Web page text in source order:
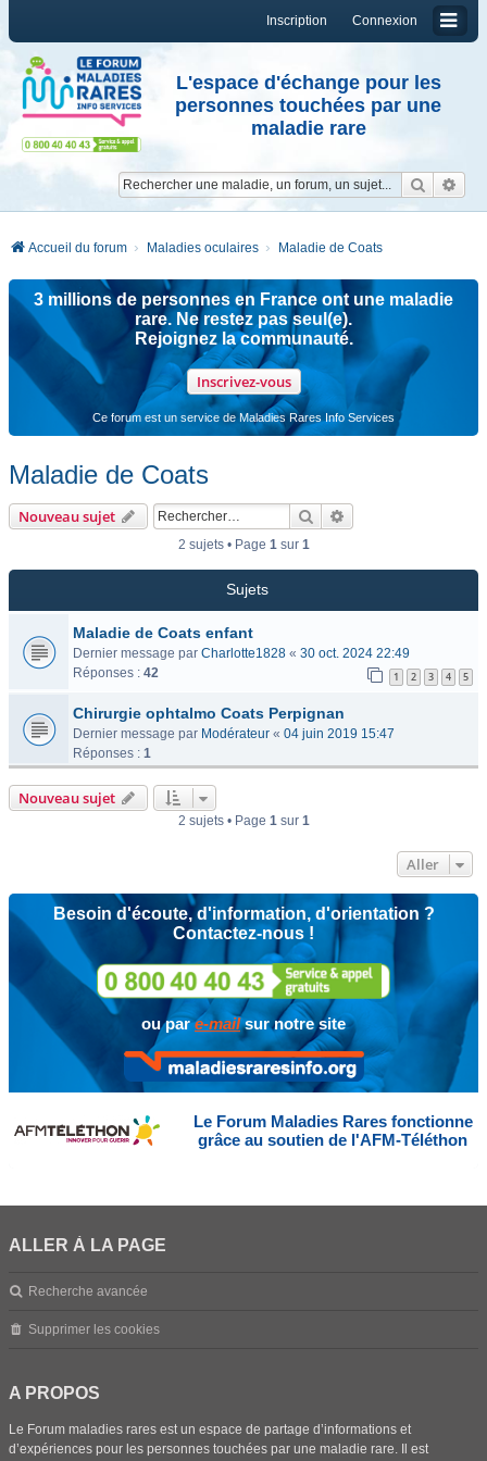
Connexion
Inscription
L'espace d'échange pour les
personnes touchées par une
maladie rare
Accueil du forum Maladies oculaires Maladie de Coats
3 millions de personnes en France ont une maladie
rare. Ne restez pas seul(e).
Rejoignez la communauté.
Inscrivez-vous
Ce forum est un service de Maladies Rares Info Services
Maladie de Coats
Nouveau sujet Rechercher
2 sujets • Page 1sur 1
Sujets
Maladie de Coats enfant
Dernier message par Charlotte1828 « 30 oct. 2024 22:49
Réponses : 42 1 2 3 4 5
Chirurgie ophtalmo Coats Perpignan
Dernier message par Modérateur « 04 juin 2019 15:47
Réponses : 1
Nouveau sujet
2 sujets • Page 1sur 1
Aller
Besoin d'écoute, d'information, d'orientation ?
Contactez-nous !
ou pare-mailsur notre site
Le Forum Maladies Rares fonctionne
grâce au soutien de l'AFM-Téléthon
ALLER À LA PAGE
Recherche avancée
Supprimer les cookies
A PROPOS
Le Forum maladies rares est un espace de partage d’informations et
d’expériences pour les personnes touchées par une maladie rare. Il est